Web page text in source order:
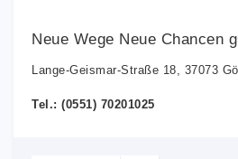
Neue Wege Neue Chancen
Lange-Geismar-Straße 18, 37073
Tel.: (0551) 70201025